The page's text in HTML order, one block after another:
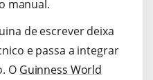
manual.
de escrever deixa
e passa a integrar
O Guinness World